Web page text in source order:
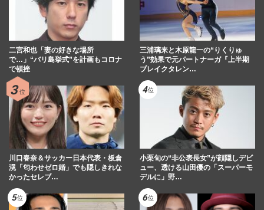
二宮和也「妻の好きな場所
で…」“バリ島挙式”を計画もコロナ
で頓挫
三浦璃来と木原龍一の“りくりゅ
う”効果で元パートナーガ『上半期
ブレイクタレン…
川口春奈＆サッカー日本代表・板倉
滉「匂わせゼロ婚」でも隠しきれな
かったセレブ…
小栗旬の“非公表長女”が顔隠しデビ
ュー、透ける山田優の「スーパーモ
デルに」野…